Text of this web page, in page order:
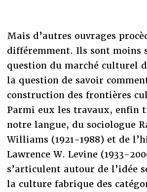
Mais d’autres ouvrages
différemment. Ils sont moins
question du marché culturel
la question de savoir
construction des frontières
Parmi eux les travaux, enfin
notre langue, du sociologue
Williams (1921-1988) et de
Lawrence W. Levine (1933-
s’articulent autour de l’idée
la culture fabrique des